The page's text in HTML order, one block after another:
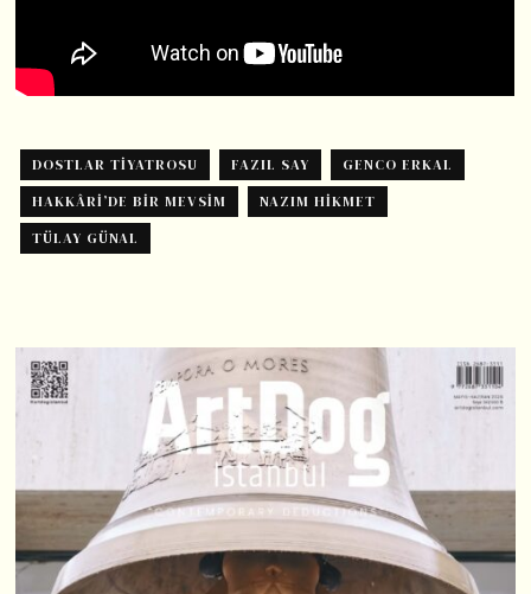
DOSTLAR TIYATROSU FAZIL SAY
GENCO ERKAL
HAKKÂRI’DE BIR MEVSIM
NAZIM HIKMET
TÜLAY GÜNAL